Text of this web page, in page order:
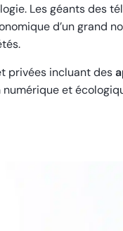
Les géants des
d’un grand
privées incluant des
et